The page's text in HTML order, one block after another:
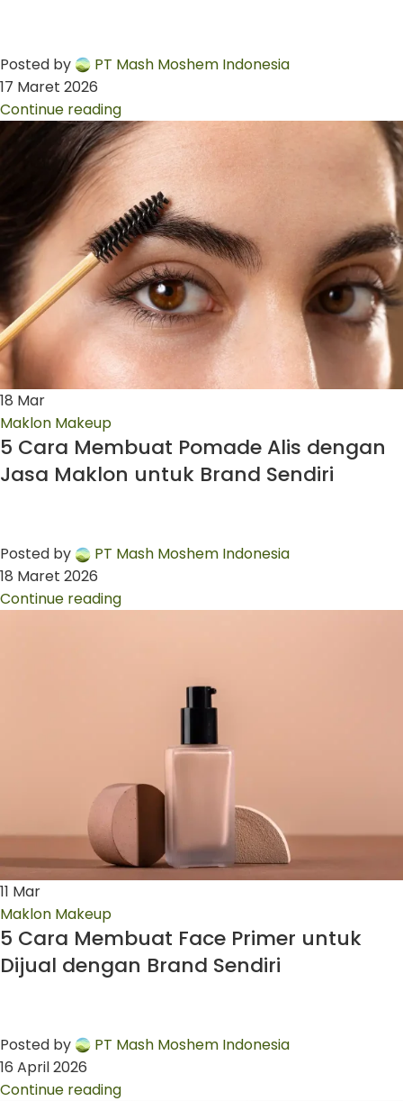
Posted by
PT Mash Moshem Indonesia
17 Maret 2026
Continue reading
18 Mar
Maklon Makeup
5 Cara Membuat Pomade Alis dengan
Jasa Maklon untuk Brand Sendiri
Posted by
PT Mash Moshem Indonesia
18 Maret 2026
Continue reading
11 Mar
Maklon Makeup
5 Cara Membuat Face Primer untuk
Dijual dengan Brand Sendiri
Posted by
PT Mash Moshem Indonesia
16 April 2026
Continue reading